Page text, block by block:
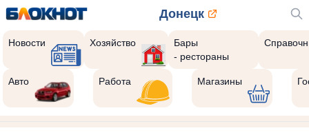
Донецк
Новости Хозяйство
Бары
- рестораны
Авто Работа Магазины